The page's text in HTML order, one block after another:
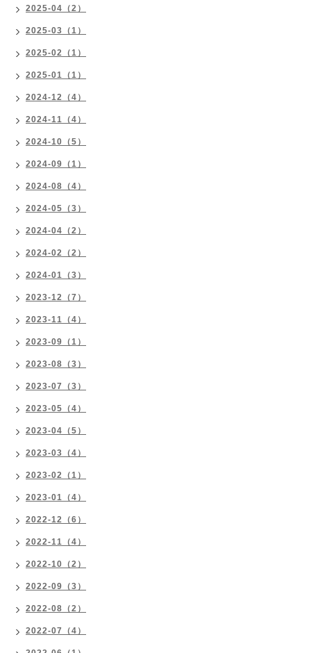
2025-04（2）
2025-03（1）
2025-02（1）
2025-01（1）
2024-12（4）
2024-11（4）
2024-10（5）
2024-09（1）
2024-08（4）
2024-05（3）
2024-04（2）
2024-02（2）
2024-01（3）
2023-12（7）
2023-11（4）
2023-09（1）
2023-08（3）
2023-07（3）
2023-05（4）
2023-04（5）
2023-03（4）
2023-02（1）
2023-01（4）
2022-12（6）
2022-11（4）
2022-10（2）
2022-09（3）
2022-08（2）
2022-07（4）